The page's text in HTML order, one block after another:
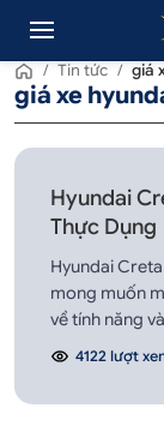
/ Tin tức / giá
giá xe
Hyundai
Thực Dụng
Hyundai
mong muốn
về tính năng
hành.4122 lượt